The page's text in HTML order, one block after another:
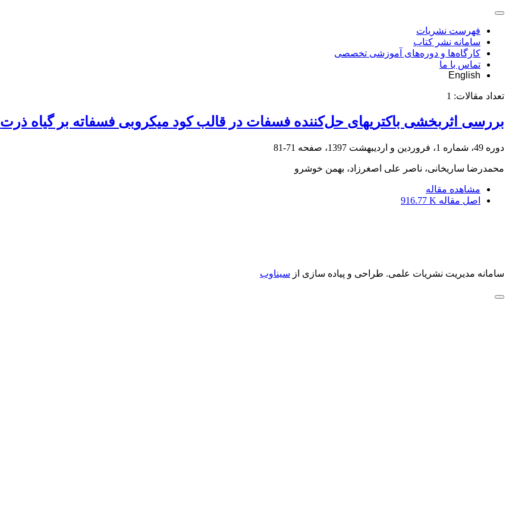
فهرست نشریات
سامانه نشر کتاب
کارگاه‌ها و دوره‌های آموزشی تخصصی
تماس با ما
English
تعداد مقالات: 1
بررسی اثربخشی باکتریهای حل‌کننده فسفات در قالب کود میکروبی فسفاته بر گیاه ذرت
دوره 49، شماره 1، فروردین و اردیبهشت 1397، صفحه 71-81
محمدرضا ساریخانی، ناصر علی اصغرزاد، بهمن خوشرو
مشاهده مقاله
اصل مقاله 916.77 K
سامانه مدیریت نشریات علمی. طراحی و پیاده سازی از سیناوب